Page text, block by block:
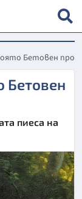
Бетовен
Бетовен
пиеса на